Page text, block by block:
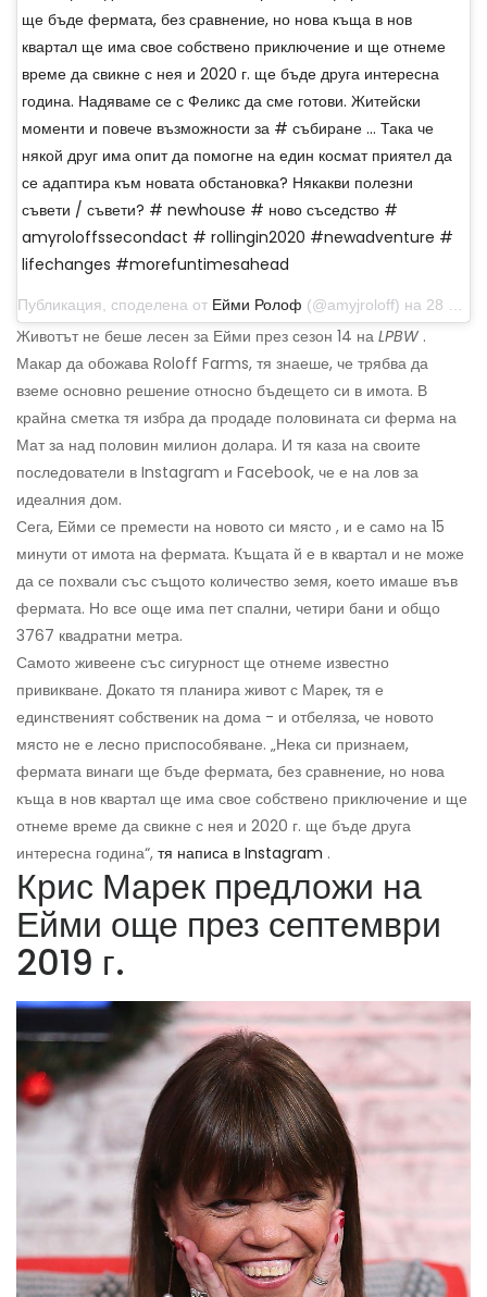
ще бъде фермата, без сравнение, но нова къща в нов
квартал ще има свое собствено приключение и ще отнеме
време да свикне с нея и 2020 г. ще бъде друга интересна
година. Надяваме се с Феликс да сме готови. Житейски
моменти и повече възможности за # събиране ... Така че
някой друг има опит да помогне на един космат приятел да
се адаптира към новата обстановка? Някакви полезни
съвети / съвети? # newhouse # ново съседство #
amyroloffssecondact # rollingin2020 #newadventure #
lifechanges #morefuntimesahead
Публикация, споделена от Ейми Ролоф (@amyjroloff) на 28 декември 2019 г. в 9:48 ч. PST
Животът не беше лесен за Ейми през сезон 14 на LPBW .
Макар да обожава Roloff Farms, тя знаеше, че трябва да
вземе основно решение относно бъдещето си в имота. В
крайна сметка тя избра да продаде половината си ферма на
Мат за над половин милион долара. И тя каза на своите
последователи в Instagram и Facebook, че е на лов за
идеалния дом.
Сега, Ейми се премести на новото си място , и е само на 15
минути от имота на фермата. Къщата й е в квартал и не може
да се похвали със същото количество земя, което имаше във
фермата. Но все още има пет спални, четири бани и общо
3767 квадратни метра.
Самото живеене със сигурност ще отнеме известно
привикване. Докато тя планира живот с Марек, тя е
единственият собственик на дома - и отбеляза, че новото
място не е лесно приспособяване. „Нека си признаем,
фермата винаги ще бъде фермата, без сравнение, но нова
къща в нов квартал ще има свое собствено приключение и ще
отнеме време да свикне с нея и 2020 г. ще бъде друга
интересна година“, тя написа в Instagram .
Крис Марек предложи на
Ейми още през септември
2019 г.